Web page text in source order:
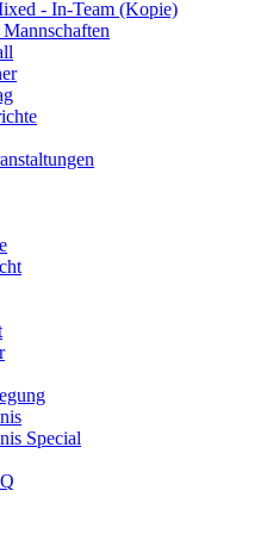
- In-Team (Kopie)
Special